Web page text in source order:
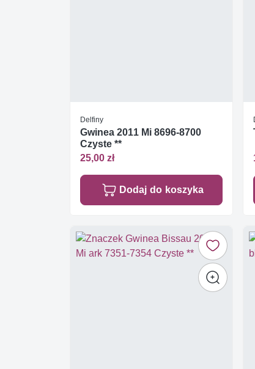
Delfiny
Gwinea 2011 Mi 8696-8700
Czyste **
25,00 zł
Dodaj do koszyka